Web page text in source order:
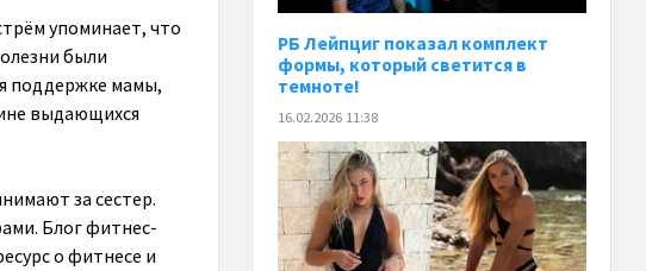
упоминает, что
были
поддержке мамы,
выдающихся
за сестер.
Блог фитнес-
о фитнесе и
РБ Лейпциг показал комплект
формы, который светится в
темноте!
16.02.2026 11:38